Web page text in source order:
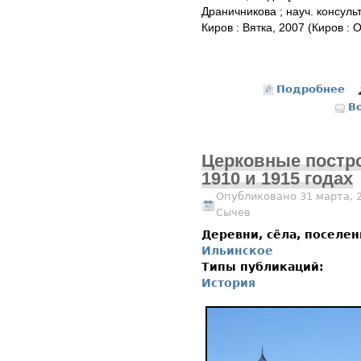
Драничникова ; науч.
Киров : Вятка, 2007 (Киров :
Подробнее
Церковные
1910 и 1915 годах
Опубликовано 31 марта,
Сычев
Деревни, сёла,
Ильинское
Типы публикаций:
История